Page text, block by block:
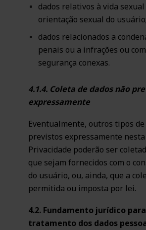
dados relativos à vida sexual
orientação sexual do usuário;
dados relacionados a
penais ou a infrações ou
segurança conexas.
4.1.4. Coleta de dados não
expressamente
Eventualmente, outros tipos de
previstos expressamente
Privacidade poderão ser
que sejam fornecidos com o
do usuário, ou, ainda, que a
permitida ou imposta por lei.
4.2. Fundamento jurídico
tratamento dos dados